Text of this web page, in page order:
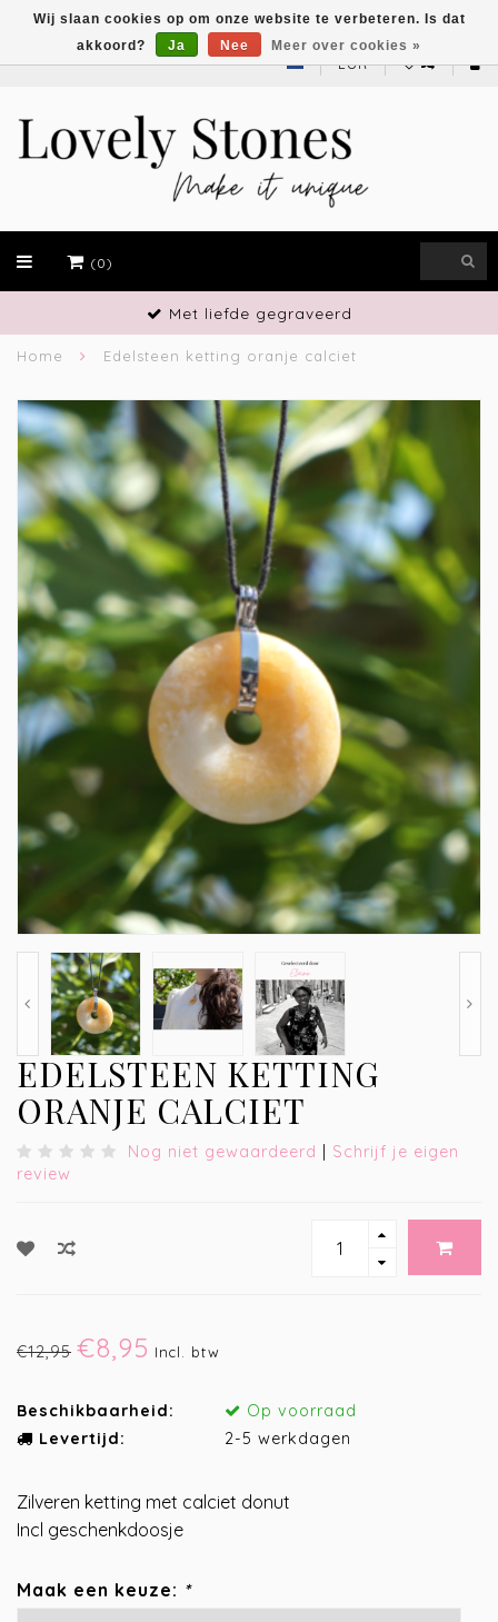
EUR
(0)
Met liefde gegraveerd
Home Edelsteen ketting oranje calciet
EDELSTEEN KETTING
ORANJE CALCIET
Nog niet gewaardeerd | Schrijf je eigen
review
€12,95 €8,95 Incl. btw
Beschikbaarheid:
Op voorraad
Levertijd:
2-5 werkdagen
Zilveren ketting met calciet donut
Incl geschenkdoosje
Maak een keuze: *
Wij slaan cookies op om onze website te verbeteren. Is dat
akkoord?
Ja Nee Meer over cookies »